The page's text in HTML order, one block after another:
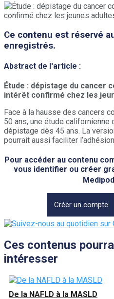
Ce contenu est réservé
enregistrés.
Abstract de l'article :
Étude : dépistage du cancer
intérêt confirmé chez les
Face à la hausse des cancers
50 ans, une étude californienne
dépistage dès 45 ans. La
pourrait aussi faciliter
Pour accéder au contenu
vous identifier ou créer
Créer un compte
Ces contenus
intéresser
De la NAFLD à la MASLD